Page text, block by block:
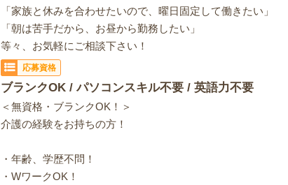
「家族と休みを合わせたいので、曜日固定して働きたい」
「朝は苦手だから、お昼から勤務したい」
等々、お気軽にご相談下さい！
応募資格
ブランクOK / パソコンスキル不要 / 英語力不要
＜無資格・ブランクOK！＞
介護の経験をお持ちの方！
・年齢、学歴不問！
・WワークOK！